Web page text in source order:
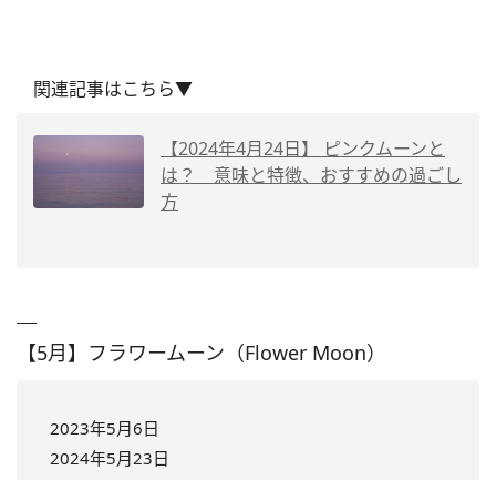
関連記事はこちら▼
【2024年4月24日】 ピンクムーンと
は？ 意味と特徴、おすすめの過ごし
方
【5月】フラワームーン（Flower Moon）
2023年5月6日
2024年5月23日